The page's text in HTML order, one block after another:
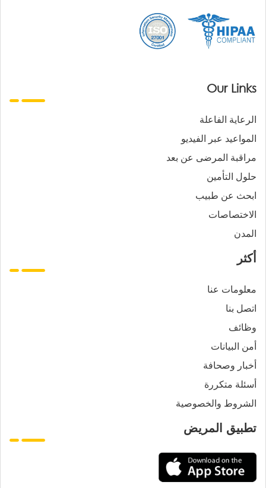
Our Links
الرعاية الفاعلة
المواعيد عبر الفيديو
مراقبة المرضى عن بعد
حلول التأمين
ابحث عن طبيب
الاختصاصات
المدن
أكثر
معلومات عنا
اتصل بنا
وظائف
أمن البيانات
أخبار وصحافة
أسئلة متكررة
الشروط والخصوصية
تطبيق المريض